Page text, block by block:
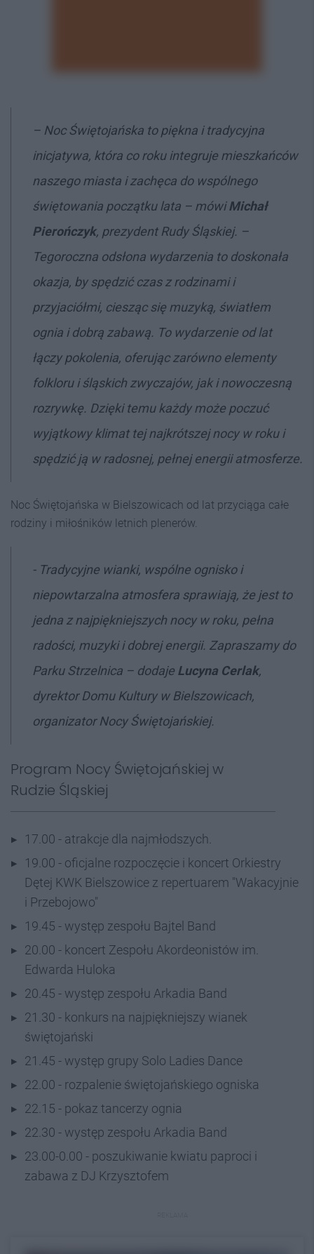
– Noc Świętojańska to piękna i tradycyjna
inicjatywa, która co roku integruje mieszkańców
naszego miasta i zachęca do wspólnego
świętowania początku lata – mówiMichał
Pierończyk, prezydent Rudy Śląskiej. –
Tegoroczna odsłona wydarzenia to doskonała
okazja, by spędzić czas z rodzinami i
przyjaciółmi, ciesząc się muzyką, światłem
ognia i dobrą zabawą. To wydarzenie od lat
łączy pokolenia, oferując zarówno elementy
folkloru i śląskich zwyczajów, jak i nowoczesną
rozrywkę. Dzięki temu każdy może poczuć
wyjątkowy klimat tej najkrótszej nocy w roku i
spędzić ją w radosnej, pełnej energii atmosferze.
Noc Świętojańska w Bielszowicach od lat przyciąga całe
rodziny i miłośników letnich plenerów.
- Tradycyjne wianki, wspólne ognisko i
niepowtarzalna atmosfera sprawiają, że jest to
jedna z najpiękniejszych nocy w roku, pełna
radości, muzyki i dobrej energii. Zapraszamy do
Parku Strzelnica – dodaje Lucyna Cerlak,
dyrektor Domu Kultury w Bielszowicach,
organizator Nocy Świętojańskiej.
Program Nocy Świętojańskiej w
Rudzie Śląskiej
17.00 - atrakcje dla najmłodszych.
19.00 - oficjalne rozpoczęcie i koncert Orkiestry
Dętej KWK Bielszowice z repertuarem "Wakacyjnie
i Przebojowo"
19.45 - występ zespołu Bajtel Band
20.00 - koncert Zespołu Akordeonistów im.
Edwarda Huloka
20.45 - występ zespołu Arkadia Band
21.30 - konkurs na najpiękniejszy wianek
świętojański
21.45 - występ grupy Solo Ladies Dance
22.00 - rozpalenie świętojańskiego ogniska
22.15 - pokaz tancerzy ognia
22.30 - występ zespołu Arkadia Band
23.00-0.00 - poszukiwanie kwiatu paproci i
zabawa z DJ Krzysztofem